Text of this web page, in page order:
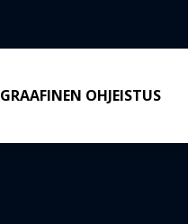
GRAAFINEN OHJEISTUS